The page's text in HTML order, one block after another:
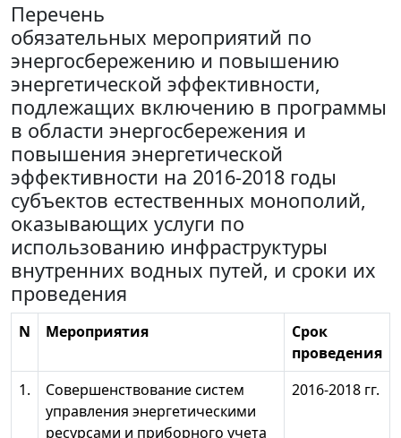
Перечень
обязательных мероприятий по
энергосбережению и повышению
энергетической эффективности,
подлежащих включению в программы
в области энергосбережения и
повышения энергетической
эффективности на 2016-2018 годы
субъектов естественных монополий,
оказывающих услуги по
использованию инфраструктуры
внутренних водных путей, и сроки их
проведения
N Мероприятия
Срок
проведения
1.
Совершенствование систем
управления энергетическими
ресурсами и приборного учета
2016-2018 гг.